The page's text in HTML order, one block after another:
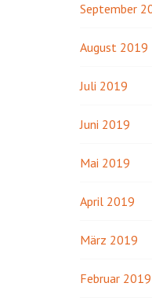
September
August 2019
Juli 2019
Juni 2019
Mai 2019
April 2019
März 2019
Februar 2019